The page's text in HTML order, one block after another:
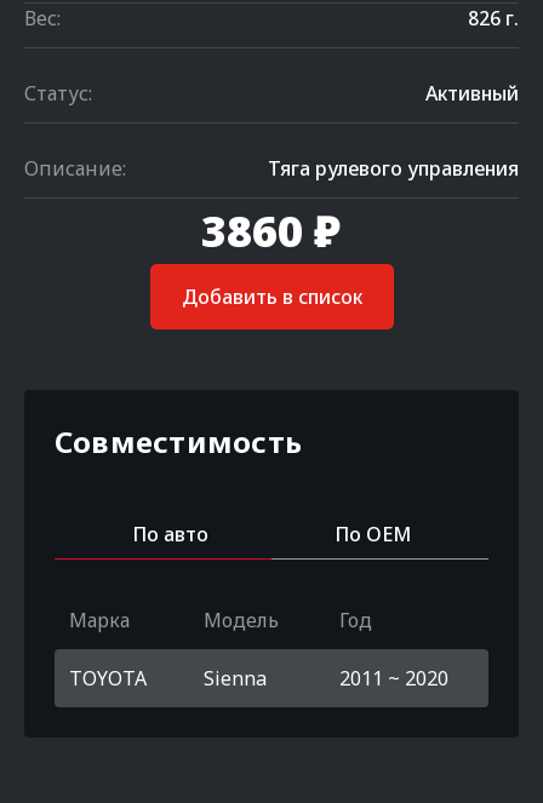
Вес:
826 г.
Статус: Активный
Описание: Тяга рулевого управления
3860 ₽
Добавить в список
Совместимость
По авто По OEM
Марка Модель Год
TOYOTA Sienna 2011 ~ 2020